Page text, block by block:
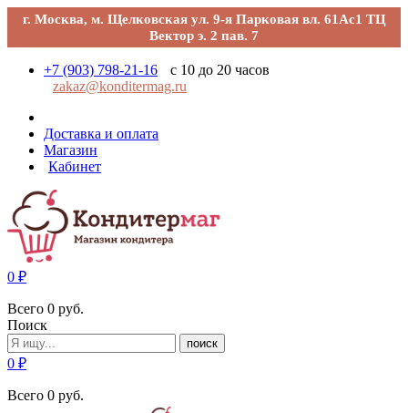
г. Москва, м. Щелковская ул. 9-я Парковая вл. 61Ас1 ТЦ
Вектор э. 2 пав. 7
+7 (903) 798-21-16
с 10 до 20 часов
zakaz@konditermag.ru
Доставка и оплата
Магазин
Кабинет
0 ₽
Всего 0 руб.
Поиск
поиск
0 ₽
Всего 0 руб.